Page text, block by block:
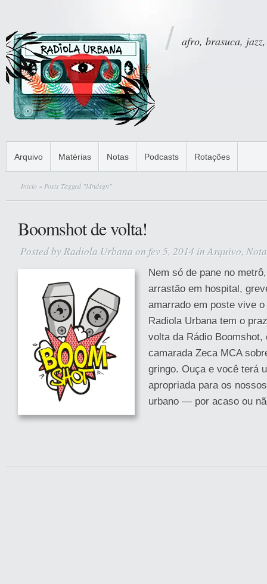
afro, brasuca,
Arquivo Matérias Notas Podcasts Rotações
Início » Posts Tagged "Mndsgn"
Boomshot de volta!
Posted by Radiola Urbana on fev 5, 2014 inArquivo,
Nem só de pane no
arrastão em hospital,
amarrado em poste vive
Radiola Urbana tem o
volta da Rádio Boomshot,
camarada Zeca MCA
gringo. Ouça e você terá
apropriada para os
urbano — por acaso ou